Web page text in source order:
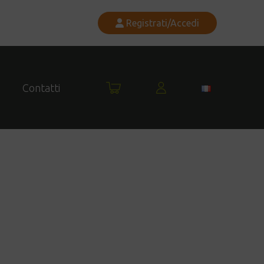
Registrati/Accedi
Contatti Carrello